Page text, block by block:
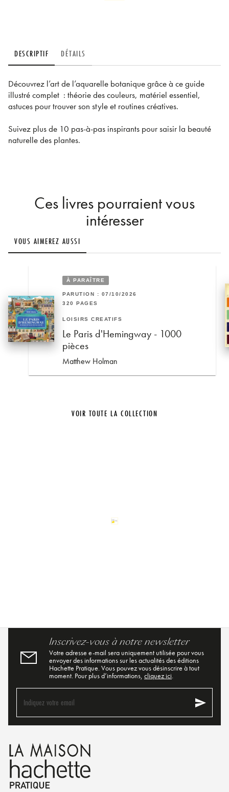
DESCRIPTIF DÉTAILS
Découvrez l’art de l’aquarelle botanique grâce à ce guide
illustré complet : théorie des couleurs, matériel essentiel,
astuces pour trouver son style et routines créatives.
Suivez plus de 10 pas-à-pas inspirants pour saisir la beauté
naturelle des plantes.
Ces livres pourraient vous
intéresser
VOUS AIMEREZ AUSSI
À PARAÎTRE
PARUTION : 07/10/2026
320 PAGES
LOISIRS CRÉATIFS
Le Paris d'Hemingway - 1000
pièces
Matthew Holman
VOIR TOUTE LA COLLECTION
Inscrivez-vous à notre newsletter
Votre adresse e-mail sera uniquement utilisée pour vous
envoyer des informations sur les actualités des éditions
Hachette Pratique. Vous pouvez vous désinscrire à tout
moment. Pour plus d’informations, cliquez ici.
Indiquez votre email send